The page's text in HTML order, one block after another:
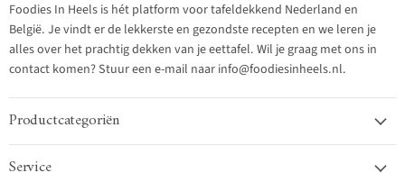
Foodies In Heels is hét platform voor tafeldekkend Nederland en
België. Je vindt er de lekkerste en gezondste recepten en we leren je
alles over het prachtig dekken van je eettafel. Wil je graag met ons in
contact komen? Stuur een e-mail naar info@foodiesinheels.nl.
Productcategoriën